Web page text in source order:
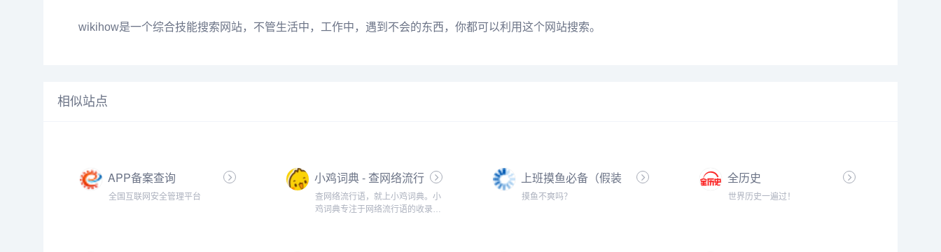
wikihow是一个综合技能搜索网站，不管生活中，工作中，遇到不会的东西，你都可以利用这个网站搜索。
相似站点
APP备案查询
全国互联网安全管理平台
小鸡词典 - 查网络流行
语，就上小鸡词典
查网络流行语，就上小鸡词典。小
鸡词典专注于网络流行语的收录和
上班摸鱼必备（假装
电脑系统升级）
摸鱼不爽吗？
全历史
世界历史一遍过！